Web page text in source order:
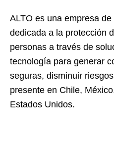
ALTO es una empresa
dedicada a la protección
personas a través de
tecnología para generar
seguras, disminuir
presente en Chile,
Estados Unidos.